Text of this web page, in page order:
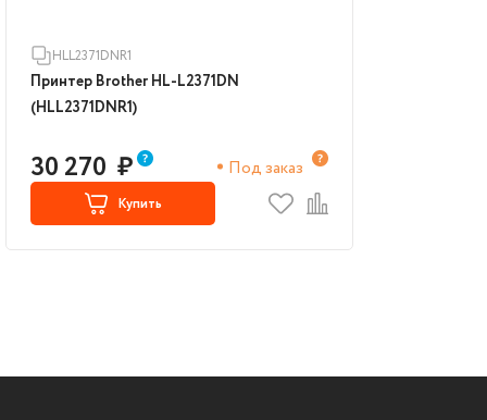
HLL2371DNR1
Принтер Brother HL-L2371DN
(HLL2371DNR1)
30 270 ₽ Под заказ
Купить